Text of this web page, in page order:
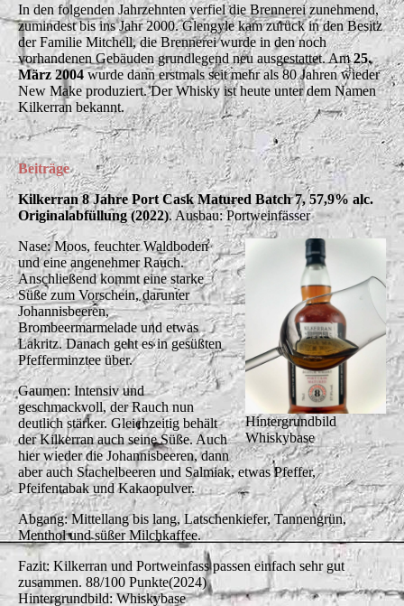
In den folgenden Jahrzehnten verfiel die Brennerei zunehmend,
zumindest bis ins Jahr 2000. Glengyle kam zurück in den Besitz
der Familie Mitchell, die Brennerei wurde in den noch
vorhandenen Gebäuden grundlegend neu ausgestattet. Am25.
März 2004wurde dann erstmals seit mehr als 80 Jahren wieder
New Make produziert. Der Whisky ist heute unter dem Namen
Kilkerran bekannt.
Beiträge
Kilkerran 8 Jahre Port Cask Matured Batch 7, 57,9% alc.
Originalabfüllung (2022). Ausbau: Portweinfässer
Hintergrundbild
Whiskybase
Nase: Moos, feuchter Waldboden
und eine angenehmer Rauch.
Anschließend kommt eine starke
Süße zum Vorschein, darunter
Johannisbeeren,
Brombeermarmelade und etwas
Lakritz. Danach geht es in gesüßten
Pfefferminztee über.
Gaumen: Intensiv und
geschmackvoll, der Rauch nun
deutlich stärker. Gleichzeitig behält
der Kilkerran auch seine Süße. Auch
hier wieder die Johannisbeeren, dann
aber auch Stachelbeeren und Salmiak, etwas Pfeffer,
Pfeifentabak und Kakaopulver.
Abgang: Mittellang bis lang, Latschenkiefer, Tannengrün,
Menthol und süßer Milchkaffee.
Fazit: Kilkerran und Portweinfass passen einfach sehr gut
zusammen. 88/100 Punkte(2024)
Hintergrundbild: Whiskybase